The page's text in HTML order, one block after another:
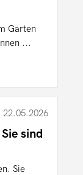
Garten
...
22.05.2026
sind
Sie